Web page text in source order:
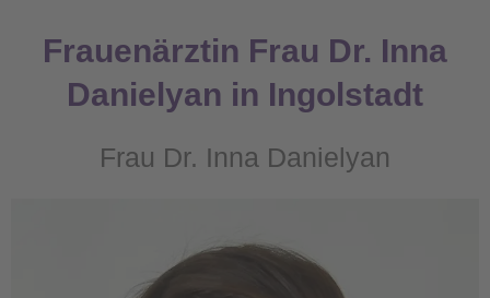
Frauenärztin Frau Dr. Inna
Danielyan in Ingolstadt
Frau Dr. Inna Danielyan